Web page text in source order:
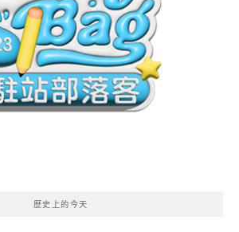
歷史上的今天